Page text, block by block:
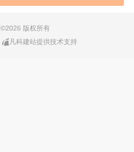
©2026 版权所有
凡科建站提供技术支持